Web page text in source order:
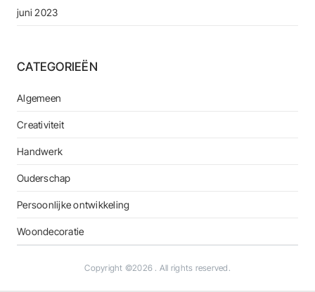
juni 2023
CATEGORIEËN
Algemeen
Creativiteit
Handwerk
Ouderschap
Persoonlijke ontwikkeling
Woondecoratie
Copyright ©2026 . All rights reserved.